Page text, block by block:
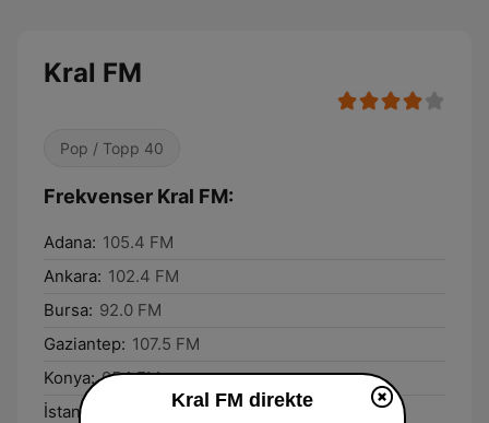
Kral FM
Pop / Topp 40
Frekvenser Kral FM:
Adana: 105.4 FM
Ankara: 102.4 FM
Bursa: 92.0 FM
Gaziantep: 107.5 FM
Konya: 95.1 FM
İstanbul:
102.4 FM
Kral FM direkte